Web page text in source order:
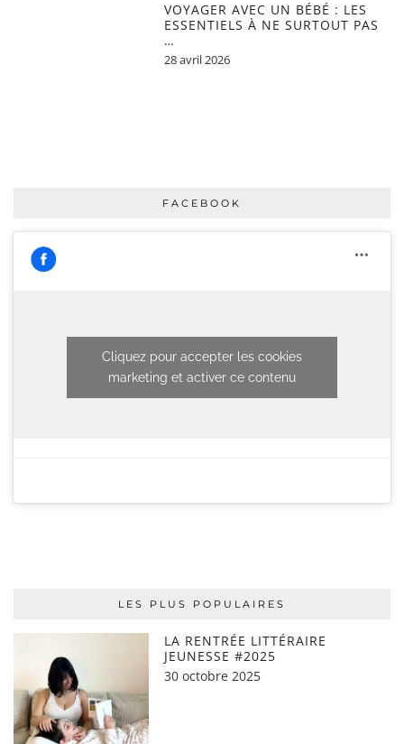
VOYAGER AVEC UN BÉBÉ : LES
ESSENTIELS À NE SURTOUT PAS
…
28 avril 2026
FACEBOOK
Cliquez pour accepter les cookies
marketing et activer ce contenu
LES PLUS POPULAIRES
LA RENTRÉE LITTÉRAIRE
JEUNESSE #2025
30 octobre 2025